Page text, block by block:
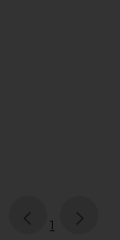
page
1